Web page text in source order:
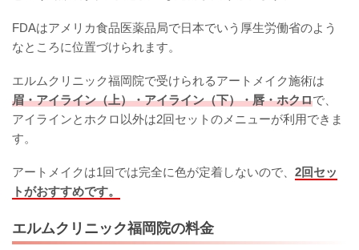
FDAはアメリカ食品医薬品局で日本でいう厚生労働省のよう
なところに位置づけられます。
エルムクリニック福岡院で受けられるアートメイク施術は
眉・アイライン（上）・アイライン（下）・唇・ホクロで、
アイラインとホクロ以外は2回セットのメニューが利用できま
す。
アートメイクは1回では完全に色が定着しないので、 2回セッ
トがおすすめです。
エルムクリニック福岡院の料金